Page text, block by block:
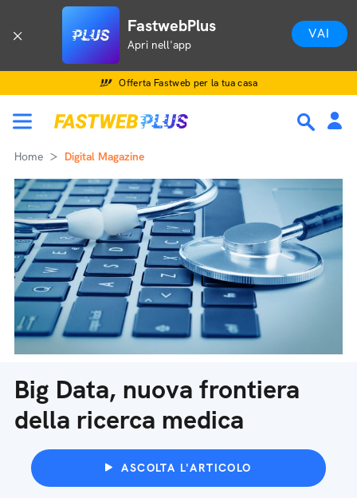
FastwebPlus
Apri nell'app
VAI
Offerta Fastweb per la tua casa
Home Digital Magazine
Big Data, nuova frontiera
della ricerca medica
ASCOLTA L'ARTICOLO